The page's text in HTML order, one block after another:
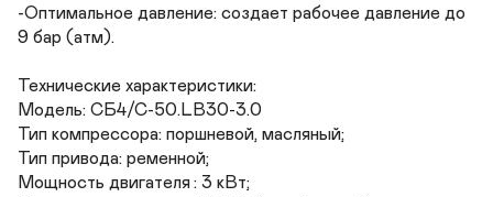
-Оптимальное давление: создает рабочее давление до
9 бар (атм).
Технические характеристики:
Модель: СБ4/С-50.LB30-3.0
Тип компрессора: поршневой, масляный;
Тип привода: ременной;
Мощность двигателя	: 3 кВт;